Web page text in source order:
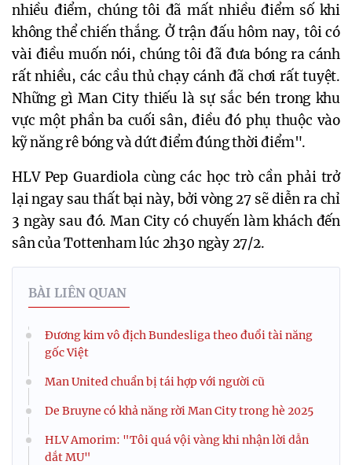
nhiều điểm, chúng tôi đã mất nhiều điểm số khi
không thể chiến thắng. Ở trận đấu hôm nay, tôi có
vài điều muốn nói, chúng tôi đã đưa bóng ra cánh
rất nhiều, các cầu thủ chạy cánh đã chơi rất tuyệt.
Những gì Man City thiếu là sự sắc bén trong khu
vực một phần ba cuối sân, điều đó phụ thuộc vào
kỹ năng rê bóng và dứt điểm đúng thời điểm".
HLV Pep Guardiola cùng các học trò cần phải trở
lại ngay sau thất bại này, bởi vòng 27 sẽ diễn ra chỉ
3 ngày sau đó. Man City có chuyến làm khách đến
sân của Tottenham lúc 2h30 ngày 27/2.
BÀI LIÊN QUAN
Đương kim vô địch Bundesliga theo đuổi tài năng
gốc Việt
Man United chuẩn bị tái hợp với người cũ
De Bruyne có khả năng rời Man City trong hè 2025
HLV Amorim: "Tôi quá vội vàng khi nhận lời dẫn
dắt MU"